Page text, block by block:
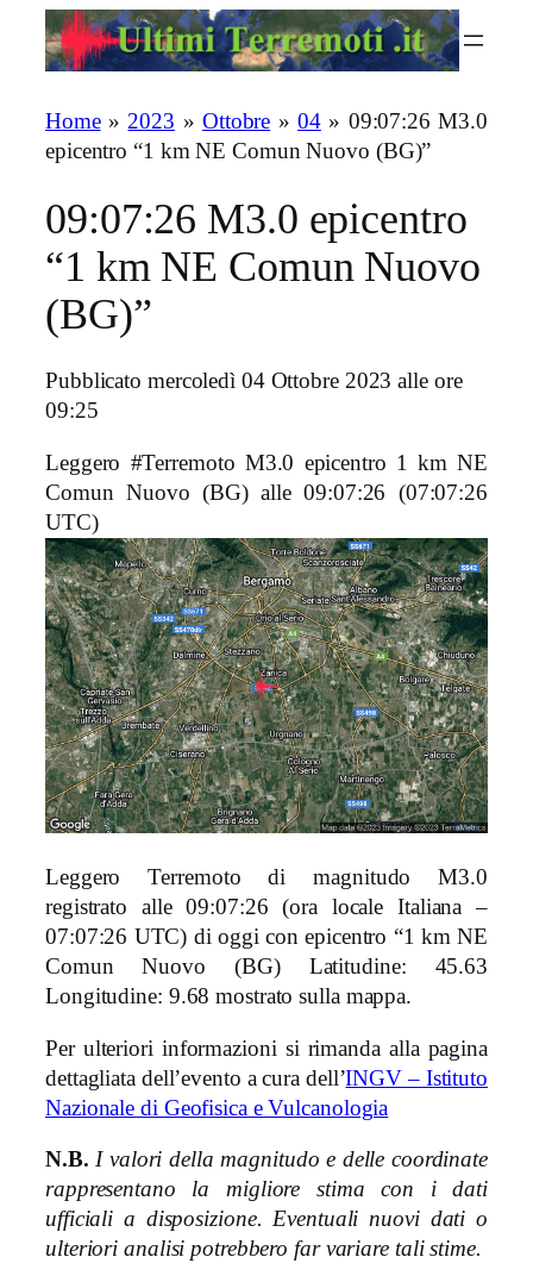
Home»2023 » Ottobre »04» 09:07:26 M3.0
epicentro “1 km NE Comun Nuovo (BG)”
09:07:26 M3.0 epicentro
“1 km NE Comun Nuovo
(BG)”
Pubblicato mercoledì 04 Ottobre 2023 alle ore
09:25
Leggero #Terremoto M3.0 epicentro 1 km NE
Comun Nuovo (BG)alle 09:07:26 (07:07:26
UTC)
Leggero Terremoto di magnitudo M3.0
registrato alle 09:07:26 (ora locale Italiana –
07:07:26 UTC) di oggi con epicentro “1 km NE
Comun Nuovo (BG)Latitudine: 45.63
Longitudine: 9.68 mostrato sulla mappa.
Per ulteriori informazioni si rimanda alla pagina
dettagliata dell’evento a cura dell’INGV – Istituto
Nazionale di Geofisica e Vulcanologia
N.B. I valori della magnitudo e delle coordinate
rappresentano la migliore stima con i dati
ufficiali a disposizione. Eventuali nuovi dati o
ulteriori analisi potrebbero far variare tali stime.